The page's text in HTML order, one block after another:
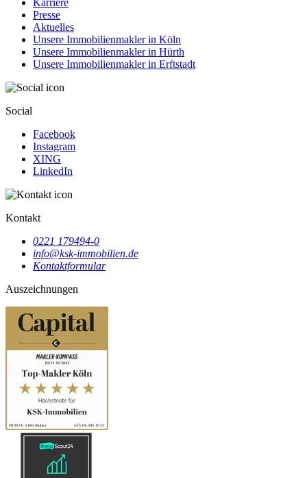
Presse
Aktuelles
Unsere Immobilienmakler in Köln
Unsere Immobilienmakler in Hürth
Unsere Immobilienmakler in Erftstadt
Social
Facebook
Instagram
XING
LinkedIn
Kontakt
0221 179494-0
info@ksk-immobilien.de
Kontaktformular
Auszeichnungen